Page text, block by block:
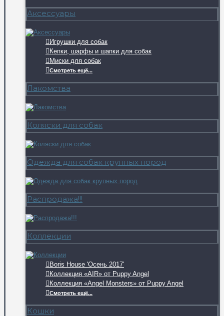
Аксессуары
Игрушки для собак
Кепки, шарфы и шапки для собак
Миски для собак
Смотреть ещё...
Лакомства
Коляски для собак
Одежда для собак крупных пород
Распродажа!!!
Коллекции
Boris House 'Осень 2017'
Коллекция «AIR» от Puppy Angel
Коллекция «Angel Monsters» от Puppy Angel
Смотреть ещё...
Кошки